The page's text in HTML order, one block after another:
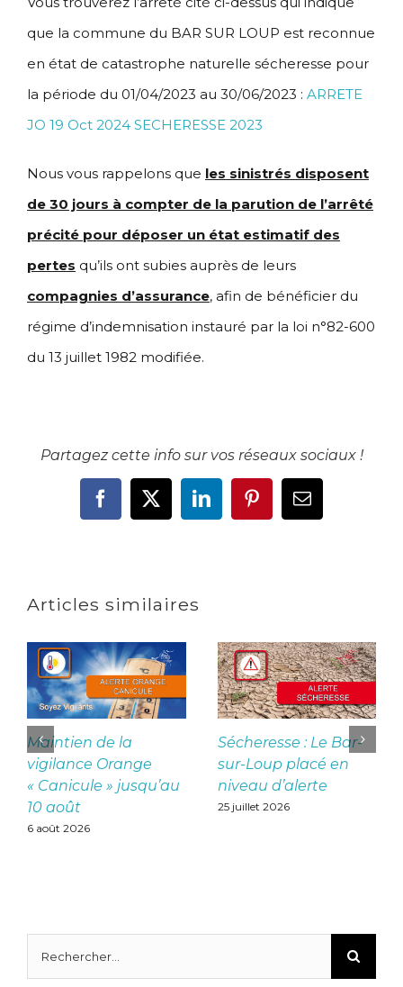
que la commune du BAR SUR LOUP est reconnue
en état de catastrophe naturelle sécheresse pour
la période du 01/04/2023 au 30/06/2023 : ARRETE
JO 19 Oct 2024 SECHERESSE 2023
Nous vous rappelons que les sinistrés disposent
de 30 jours à compter de la parution de l’arrêté
précité pour déposer un état estimatif des
pertes qu’ils ont subies auprès de leurs
compagnies d’assurance, afin de bénéficier du
régime d’indemnisation instauré par la loi n°82-600
du 13 juillet 1982 modifiée.
Partagez cette info sur vos réseaux sociaux !
Facebook
X LinkedInPinterestEmail
Articles similaires
Maintien de la
vigilance Orange
« Canicule » jusqu’au
10 août
6 août 2026
Sécheresse : Le Bar-
sur-Loup placé en
niveau d’alerte
25 juillet 2026
Rechercher: